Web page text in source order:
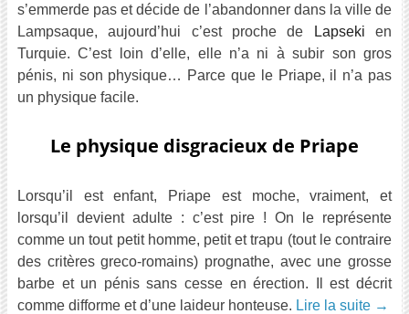
s’emmerde pas et décide de l’abandonner dans la ville de
Lampsaque, aujourd’hui c’est proche de
Lapseki en
Turquie. C’est loin d’elle, elle n’a ni à subir son gros
pénis, ni son physique… Parce que le Priape, il n’a pas
un physique facile.
Le physique disgracieux de Priape
Lorsqu’il est enfant, Priape est moche, vraiment, et
lorsqu’il devient adulte : c’est pire ! On le représente
comme un tout petit homme, petit et trapu (tout le contraire
des critères greco-romains) prognathe, avec une grosse
barbe et un pénis sans cesse en érection. Il est décrit
comme difforme et d’une laideur honteuse. Lire la suite →